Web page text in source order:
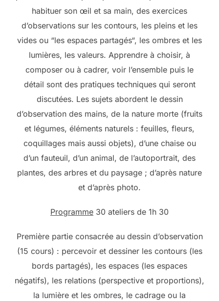
habituer son œil et sa main, des exercices
d’observations sur les contours, les pleins et les
vides ou “les espaces partagés“, les ombres et les
lumières, les valeurs. Apprendre à choisir, à
composer ou à cadrer, voir l’ensemble puis le
détail sont des pratiques techniques qui seront
discutées. Les sujets abordent le dessin
d’observation des mains, de la nature morte (fruits
et légumes, éléments naturels : feuilles, fleurs,
coquillages mais aussi objets), d’une chaise ou
d’un fauteuil, d’un animal, de l’autoportrait, des
plantes, des arbres et du paysage ; d’après nature
et d’après photo.
Programme 30 ateliers de 1h 30
Première partie consacrée au dessin d’observation
(15 cours) : percevoir et dessiner les contours (les
bords partagés), les espaces (les espaces
négatifs), les relations (perspective et proportions),
la lumière et les ombres, le cadrage ou la